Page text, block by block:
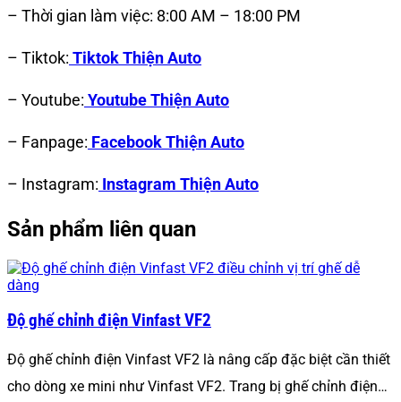
– Thời gian làm việc: 8:00 AM – 18:00 PM
– Tiktok: Tiktok Thiện Auto
– Youtube: Youtube Thiện Auto
– Fanpage: Facebook Thiện Auto
– Instagram: Instagram Thiện Auto
Sản phẩm liên quan
Độ ghế chỉnh điện Vinfast VF2
Độ ghế chỉnh điện Vinfast VF2 là nâng cấp đặc biệt cần thiết
cho dòng xe mini như Vinfast VF2. Trang bị ghế chỉnh điện…